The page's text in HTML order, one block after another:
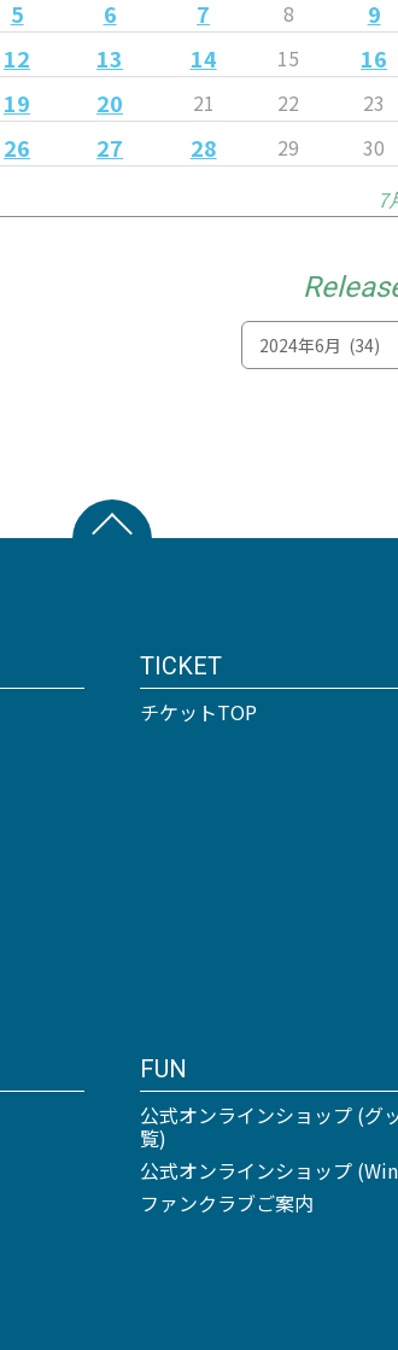
5 6 7 8 9
12 13 14 15 16
19 20 21 22
23
26 27 28 29
30
7
TICKET
チケットTOP
FUN
公式オンラインショップ (グ
覧)
公式オンラインショップ
ファンクラブご案内